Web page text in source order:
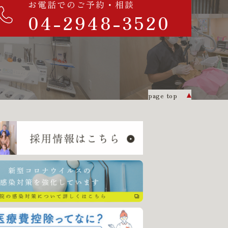
お電話でのご予約・相談
04-2948-3520
page top